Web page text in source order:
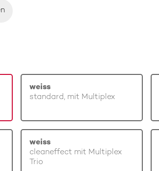
weiss
standard, mit Multiplex
weiss
cleaneffect mit Multiplex
Trio